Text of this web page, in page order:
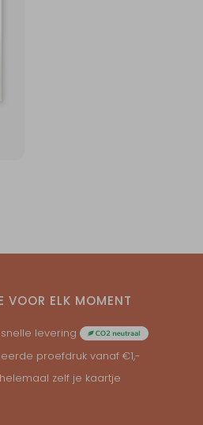
VOOR ELK MOMENT
levering
proefdruk vanaf €1,-
zelf je kaartje